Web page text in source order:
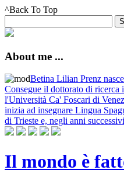
^Back To Top
About me ...
Betina Lilian Prenz
Consegue il dottorato di
l'Università Ca' Foscari di
inizia ad insegnare Lingua
di Trieste e, negli anni
Il mondo è